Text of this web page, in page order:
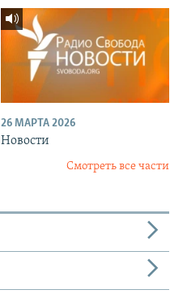
26 МАРТА 2026
Новости
Смотреть все части